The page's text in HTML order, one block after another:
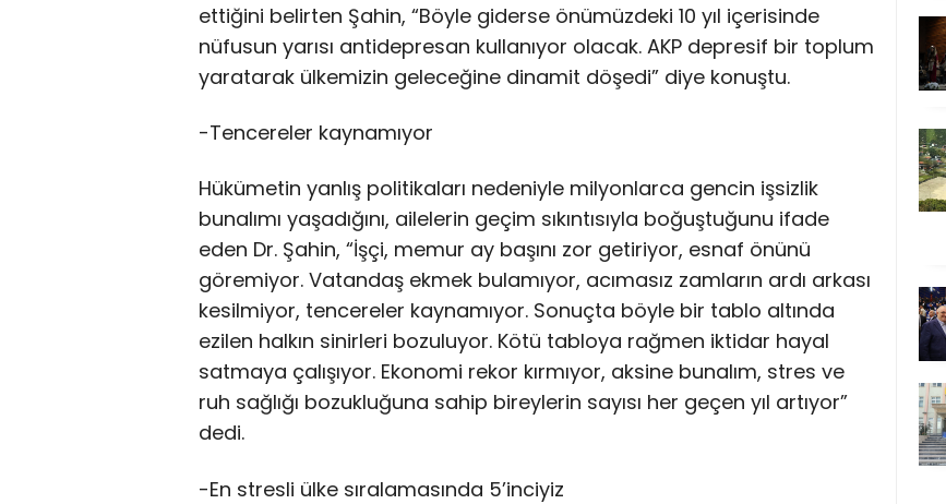
ettiğini belirten Şahin, “Böyle giderse önümüzdeki 10 yıl içerisinde
nüfusun yarısı antidepresan kullanıyor olacak. AKP depresif bir toplum
yaratarak ülkemizin geleceğine dinamit döşedi” diye konuştu.
-Tencereler kaynamıyor
Hükümetin yanlış politikaları nedeniyle milyonlarca gencin işsizlik
bunalımı yaşadığını, ailelerin geçim sıkıntısıyla boğuştuğunu ifade
eden Dr. Şahin, “İşçi, memur ay başını zor getiriyor, esnaf önünü
göremiyor. Vatandaş ekmek bulamıyor, acımasız zamların ardı arkası
kesilmiyor, tencereler kaynamıyor. Sonuçta böyle bir tablo altında
ezilen halkın sinirleri bozuluyor. Kötü tabloya rağmen iktidar hayal
satmaya çalışıyor. Ekonomi rekor kırmıyor, aksine bunalım, stres ve
ruh sağlığı bozukluğuna sahip bireylerin sayısı her geçen yıl artıyor”
dedi.
-En stresli ülke sıralamasında 5’inciyiz